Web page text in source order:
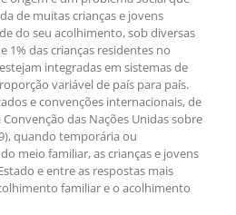
de muitas crianças e jovens
do seu acolhimento, sob diversas
1% das crianças residentes no
integradas em sistemas de
variável de país para país.
e convenções internacionais, de
das Nações Unidas sobre
quando temporária ou
meio familiar, as crianças e jovens
e entre as respostas mais
familiar e o acolhimento